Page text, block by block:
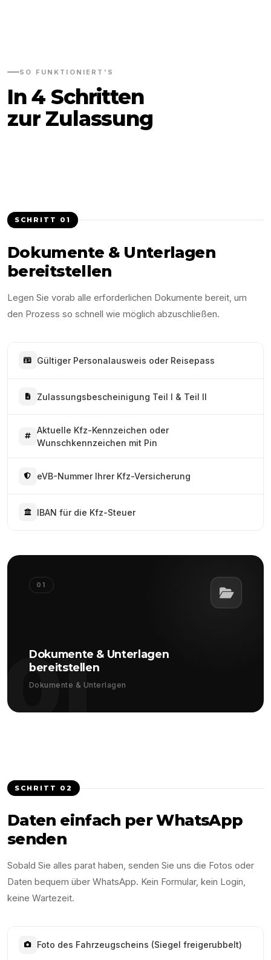
SO FUNKTIONIERT'S
In 4 Schritten
zur Zulassung
SCHRITT 01
Dokumente & Unterlagen
bereitstellen
Legen Sie vorab alle erforderlichen Dokumente bereit, um
den Prozess so schnell wie möglich abzuschließen.
Gültiger Personalausweis oder Reisepass
Zulassungsbescheinigung Teil I & Teil II
Aktuelle Kfz-Kennzeichen oder
Wunschkennzeichen mit Pin
eVB-Nummer Ihrer Kfz-Versicherung
IBAN für die Kfz-Steuer
01
01
Dokumente & Unterlagen
bereitstellen
Dokumente & Unterlagen
SCHRITT 02
Daten einfach per WhatsApp
senden
Sobald Sie alles parat haben, senden Sie uns die Fotos oder
Daten bequem über WhatsApp. Kein Formular, kein Login,
keine Wartezeit.
Foto des Fahrzeugscheins (Siegel freigerubbelt)